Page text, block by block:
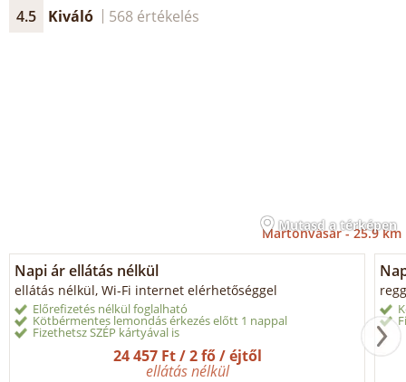
4.5 Kiváló 568 értékelés
Mutasd a térképen
Martonvásár -25.9 km
Napi ár ellátás nélkül
ellátás nélkül, Wi-Fi internet elérhetőséggel
Előrefizetés nélkül foglalható
Kötbérmentes lemondás érkezés előtt 1 nappal
Fizethetsz SZÉP kártyával is
24 457 Ft / 2 fő / éjtől
ellátás nélkül